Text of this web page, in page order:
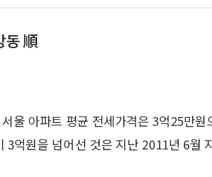
동 順
울 아파트 평균 전세가격은 3억25만원
억원을 넘어선 것은 지난 2011년 6월